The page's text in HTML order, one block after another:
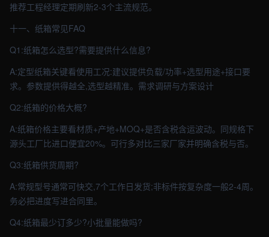
推荐工程经理定期刷新2-3个主流规范。
十一、纸箱常见FAQ
Q1:纸箱怎么选型?需要提供什么信息?
A:定型纸箱关键看使用工况:建议提供负载/功率+选型用途+接口要
求。参数提供得越全,选型越精准。需求调研与方案设计
Q2:纸箱的价格大概?
A:纸箱价格主要看材质+产地+MOQ+是否含税含运波动。同规格下
源头工厂比进口便宜20%。可行多对比三家厂家并明确含税与否。
Q3:纸箱供货周期?
A:常规型号通常可快交,7个工作日发货;非标件按复杂度一般2-4周。
务必把进度写进合同里。
Q4:纸箱最少订多少?小批量能做吗?